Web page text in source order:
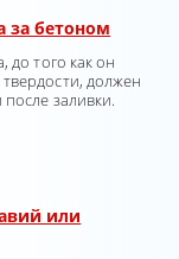
за бетоном
до того как он
должен
заливки.
или